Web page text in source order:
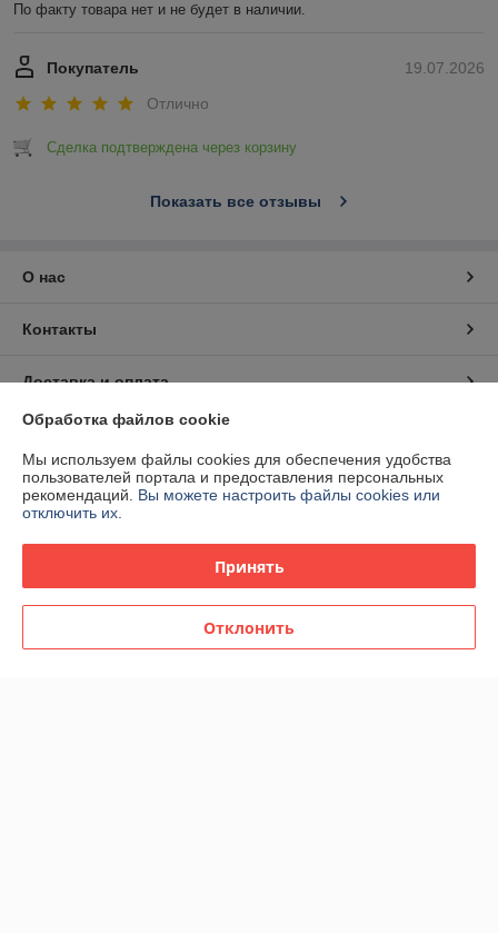
По факту товара нет и не будет в наличии.
19.07.2026
Покупатель
Отлично
Сделка подтверждена через корзину
Показать все отзывы
О нас
Контакты
Доставка и оплата
График работы
Полная версия сайта
Сайт создан на платформе Deal.by
Обработка файлов cookie
Мы используем файлы cookies для обеспечения удобства
пользователей портала и предоставления персональных
рекомендаций. Вы можете настроить файлы cookies или
отключить их.
Принять
Отклонить